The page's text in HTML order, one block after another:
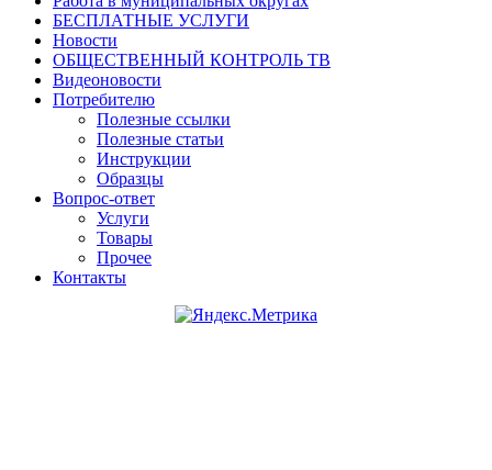
БЕСПЛАТНЫЕ УСЛУГИ
Новости
ОБЩЕСТВЕННЫЙ КОНТРОЛЬ ТВ
Видеоновости
Потребителю
Полезные ссылки
Полезные статьи
Инструкции
Образцы
Вопрос-ответ
Услуги
Товары
Прочее
Контакты